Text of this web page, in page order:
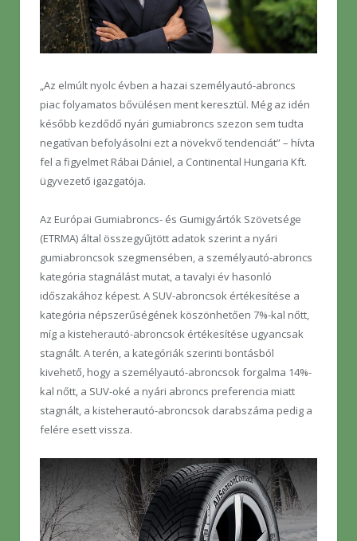
„Az elmúlt nyolc évben a hazai személyautó-abroncs
piac folyamatos bővülésen ment keresztül. Még az idén
később kezdődő nyári gumiabroncs szezon sem tudta
negatívan befolyásolni ezt a növekvő tendenciát” – hívta
fel a figyelmet Rábai Dániel, a Continental Hungaria Kft.
ügyvezető igazgatója.
Az Európai Gumiabroncs- és Gumigyártók Szövetsége
(ETRMA) által összegyűjtött adatok szerint a nyári
gumiabroncsok szegmensében, a személyautó-abroncs
kategória stagnálást mutat, a tavalyi év hasonló
időszakához képest. A SUV-abroncsok értékesítése a
kategória népszerűségének köszönhetően 7%-kal nőtt,
míg a kisteherautó-abroncsok értékesítése ugyancsak
stagnált. A terén, a kategóriák szerinti bontásból
kivehető, hogy a személyautó-abroncsok forgalma 14%-
kal nőtt, a SUV-oké a nyári abroncs preferencia miatt
stagnált, a kisteherautó-abroncsok darabszáma pedig a
felére esett vissza.